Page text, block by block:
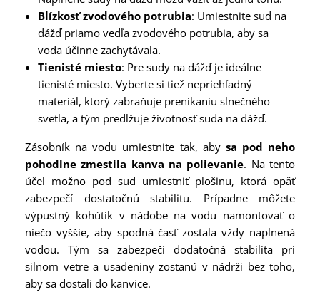
Blízkosť zvodového potrubia: Umiestnite sud na
dážď priamo vedľa zvodového potrubia, aby sa
voda účinne zachytávala.
Tienisté miesto: Pre sudy na dážď je ideálne
tienisté miesto. Vyberte si tiež nepriehľadný
materiál, ktorý zabraňuje prenikaniu slnečného
svetla, a tým predlžuje životnosť suda na dážď.
Zásobník na vodu umiestnite tak, aby sa pod neho
pohodlne zmestila kanva na polievanie. Na tento
účel možno pod sud umiestniť plošinu, ktorá opäť
zabezpečí dostatočnú stabilitu. Prípadne môžete
výpustný kohútik v nádobe na vodu namontovať o
niečo vyššie, aby spodná časť zostala vždy naplnená
vodou. Tým sa zabezpečí dodatočná stabilita pri
silnom vetre a usadeniny zostanú v nádrži bez toho,
aby sa dostali do kanvice.